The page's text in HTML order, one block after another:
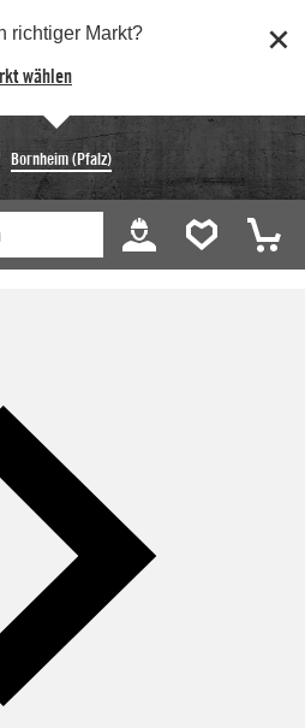
richtiger Markt?
wählen
Bornheim (Pfalz)